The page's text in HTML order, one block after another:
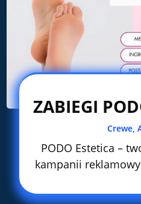
ZABIEGI
Crewe,
PODO Estetica –
kampanii